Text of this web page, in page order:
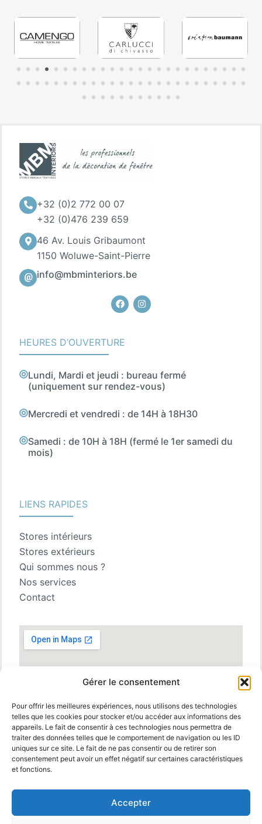
Gérer le consentement
Pour offrir les meilleures expériences, nous utilisons des technologies
telles que les cookies pour stocker et/ou accéder aux informations des
appareils. Le fait de consentir à ces technologies nous permettra de
traiter des données telles que le comportement de navigation ou les ID
uniques sur ce site. Le fait de ne pas consentir ou de retirer son
consentement peut avoir un effet négatif sur certaines caractéristiques
et fonctions.
Accepter
+32 (0)2 772 00 07
+32 (0)476 239 659
46 Av. Louis Gribaumont
1150 Woluwe-Saint-Pierre
info@mbminteriors.be
FacebookInstagram
HEURES D’OUVERTURE
Lundi, Mardi et jeudi : bureau fermé
(uniquement sur rendez-vous)
Mercredi et vendredi : de 14H à 18H30
Samedi : de 10H à 18H (fermé le 1er samedi du
mois)
LIENS RAPIDES
Stores intérieurs
Stores extérieurs
Qui sommes nous ?
Nos services
Contact